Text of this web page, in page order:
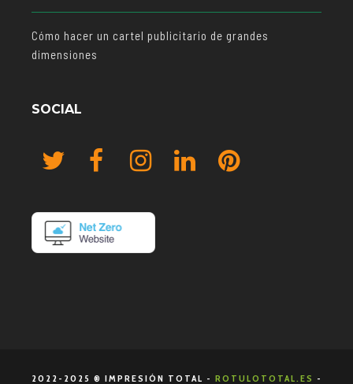
Cómo hacer un cartel publicitario de grandes
dimensiones
SOCIAL
2022-2025 ® IMPRESIÓN TOTAL - ROTULOTOTAL.ES -